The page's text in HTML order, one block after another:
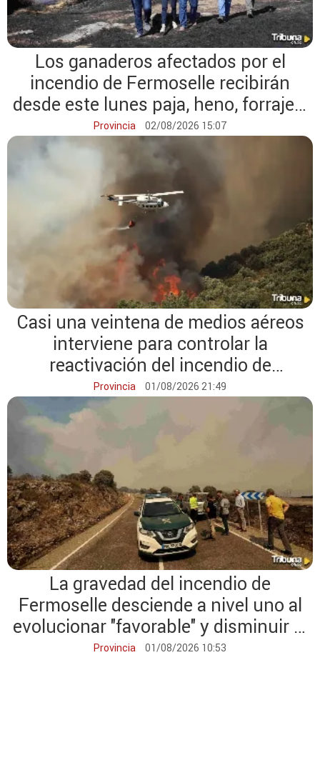
Los ganaderos afectados por el
incendio de Fermoselle recibirán
desde este lunes paja, heno, forraje y
agua
Provincia 02/08/2026 15:07
Casi una veintena de medios aéreos
interviene para controlar la
reactivación del incendio de
Fermoselle
Provincia 01/08/2026 21:49
La gravedad del incendio de
Fermoselle desciende a nivel uno al
evolucionar "favorable" y disminuir el
riesgo
Provincia 01/08/2026 10:53